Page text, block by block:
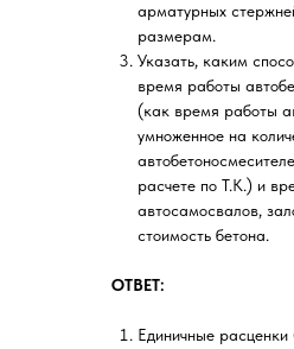
арматурных
размерам.
Указать, каким
время работы
(как время работы
умноженное на
расчете по Т.К.) и
автосамосвалов,
стоимость бетона.
ОТВЕТ:
Единичные